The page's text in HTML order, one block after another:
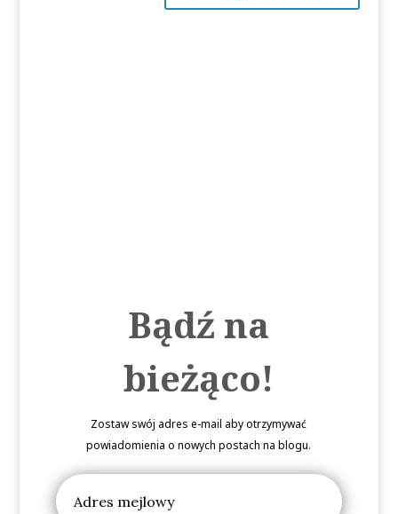
Bądź na
bieżąco!
Zostaw swój adres e-mail aby otrzymywać
powiadomienia o nowych postach na blogu.